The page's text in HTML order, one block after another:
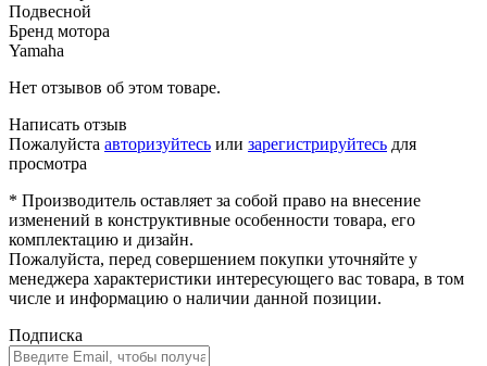
Подвесной
Бренд мотора
Yamaha
Нет отзывов об этом товаре.
Написать отзыв
Пожалуйста авторизуйтесь или зарегистрируйтесь для
просмотра
* Производитель оставляет за собой право на внесение
изменений в конструктивные особенности товара, его
комплектацию и дизайн.
Пожалуйста, перед совершением покупки уточняйте у
менеджера характеристики интересующего вас товара, в том
числе и информацию о наличии данной позиции.
Подписка